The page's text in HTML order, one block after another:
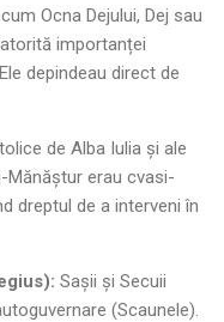
Ocna Dejului, Dej sau
importanței
depindeau direct de
de Alba Iulia și ale
Mănăștur erau cvasi-
dreptul de a interveni în
Sașii și Secuii
(Scaunele).